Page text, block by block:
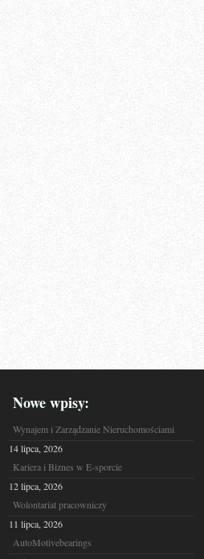
Nowe wpisy:
Wynajem i Zarządzanie Nieruchomościami
14 lipca, 2026
Kariera i Biznes w E-sporcie
12 lipca, 2026
Wolontariat pracowniczy
11 lipca, 2026
AutoMotivebearings